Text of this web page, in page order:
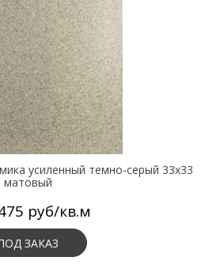
усиленный темно-серый 33х33
матовый
руб/кв.м
ЗАКАЗ